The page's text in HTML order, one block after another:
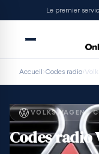
Le premier
Accueil›Codes radio›
VOLKSWAGEN ·
Codes radio